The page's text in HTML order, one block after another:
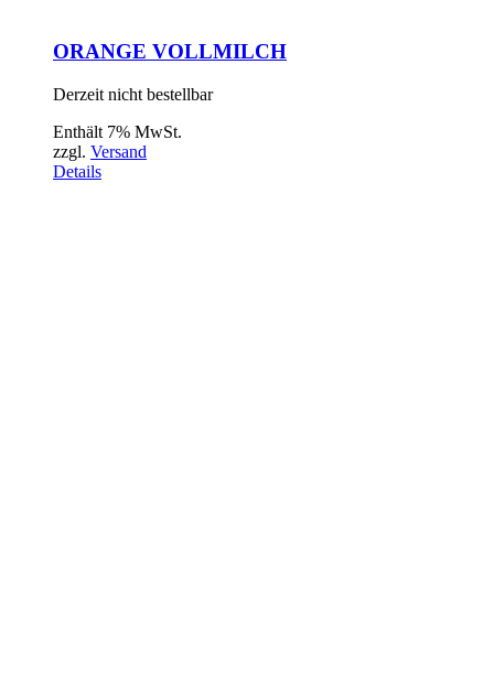
ORANGE VOLLMILCH
Derzeit nicht bestellbar
Enthält 7% MwSt.
zzgl. Versand
Details